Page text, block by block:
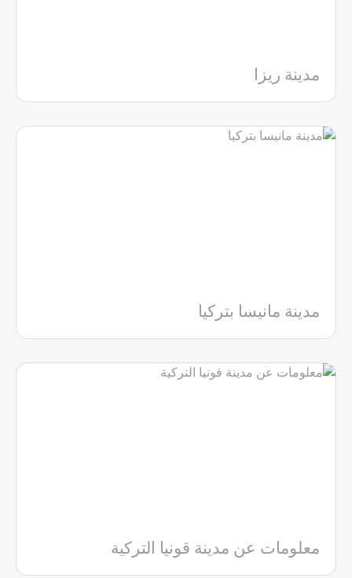
مدينة ريزا
مدينة مانيسا بتركيا
معلومات عن مدينة قونيا التركية